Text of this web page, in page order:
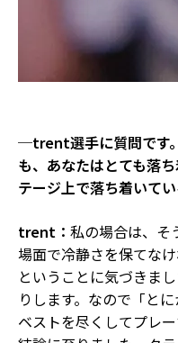
─trent選手に質問です
も、あなたはとても落
テージ上で落ち着いて
trent： 私の場合は、そ
場面で冷静さを保てな
ということに気づきま
りします。なので「と
ベストを尽くしてプレ